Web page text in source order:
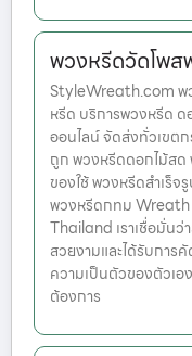
พวงหรีดวัดโพ
StyleWreath.com พ
หรีด บริการพวงหรีด
ออนไลน์ จัดส่งทั่วเขต
ถูก พวงหรีดดอกไม้ส
ของใช้ พวงหรีดสำเร็
พวงหรีดกทม
Thailand เราเชื่อมั่น
สวยงามและได้รับกา
ความเป็นตัวของตัวเ
ต้องการ